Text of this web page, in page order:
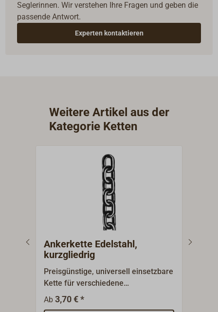
Seglerinnen. Wir verstehen Ihre Fragen und geben die
passende Antwort.
Experten kontaktieren
Weitere Artikel aus der
Kategorie Ketten
Ankerkette Edelstahl,
kurzgliedrig
Preisgünstige, universell einsetzbare
Kette für verschiedene
Anwendungsbereiche.Kurzgliedrig
(DIN 766), gefertigt aus Edelstahl
Ab3,70 € *